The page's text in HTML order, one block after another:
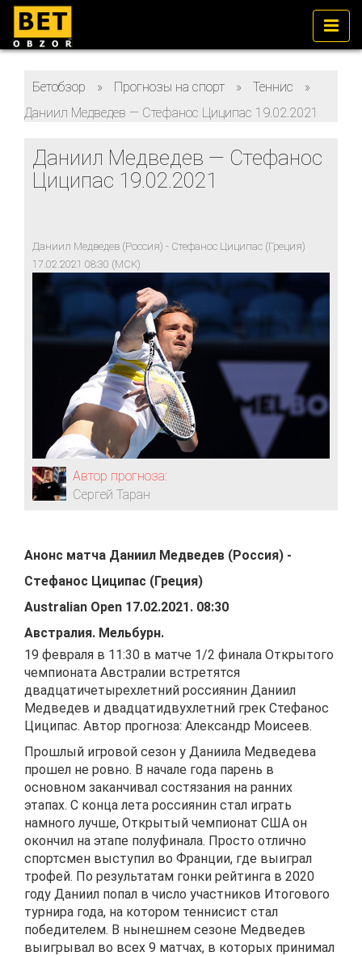
Бетобзор » Прогнозы на спорт » Теннис
»
Даниил Медведев — Стефанос Циципас 19.02.2021
Даниил Медведев — Стефанос
Циципас 19.02.2021
Даниил Медведев (Россия) - Стефанос Циципас (Греция)
17.02.2021 08:30 (МСК)
Автор прогноза:
Сергей Таран
19 февраля в 11:30 в матче 1/2 финала Открытого
чемпионата Австралии встретятся
двадцатичетырехлетний россиянин Даниил
Медведев и двадцатидвухлетний грек Стефанос
Циципас. Автор прогноза: Александр Моисеев.
Прошлый игровой сезон у Даниила Медведева
прошел не ровно. В начале года парень в
основном заканчивал состязания на ранних
этапах. С конца лета россиянин стал играть
намного лучше, Открытый чемпионат США он
окончил на этапе полуфинала. Просто отлично
спортсмен выступил во Франции, где выиграл
трофей. По результатам гонки рейтинга в 2020
году Даниил попал в число участников Итогового
турнира года, на котором теннисист стал
победителем. В нынешнем сезоне Медведев
выигрывал во всех 9 матчах, в которых принимал
Анонс матча Даниил Медведев (Россия) -
Стефанос Циципас (Греция)
Australian Open 17.02.2021. 08:30
Австралия. Мельбурн.